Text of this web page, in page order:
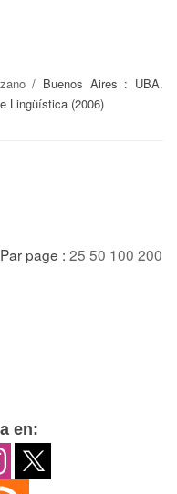
/ Buenos Aires : UBA.
Lingüística (2006)
Par page : 25 50 100 200
en: